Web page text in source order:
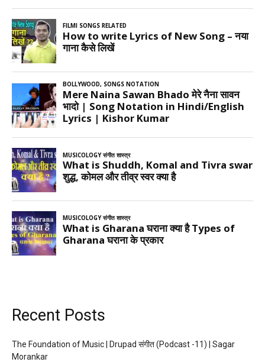
Recent Posts
The Foundation of Music | Drupad संगीत (Podcast -11) | Sagar
Morankar